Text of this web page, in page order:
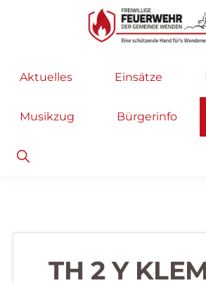
Hauptnavigation
Feuerwehr
helfen
selbstverständlich!
Aktuelles Einsätze
Musikzug Bürgerinfo
Show
Search
TH 2 Y